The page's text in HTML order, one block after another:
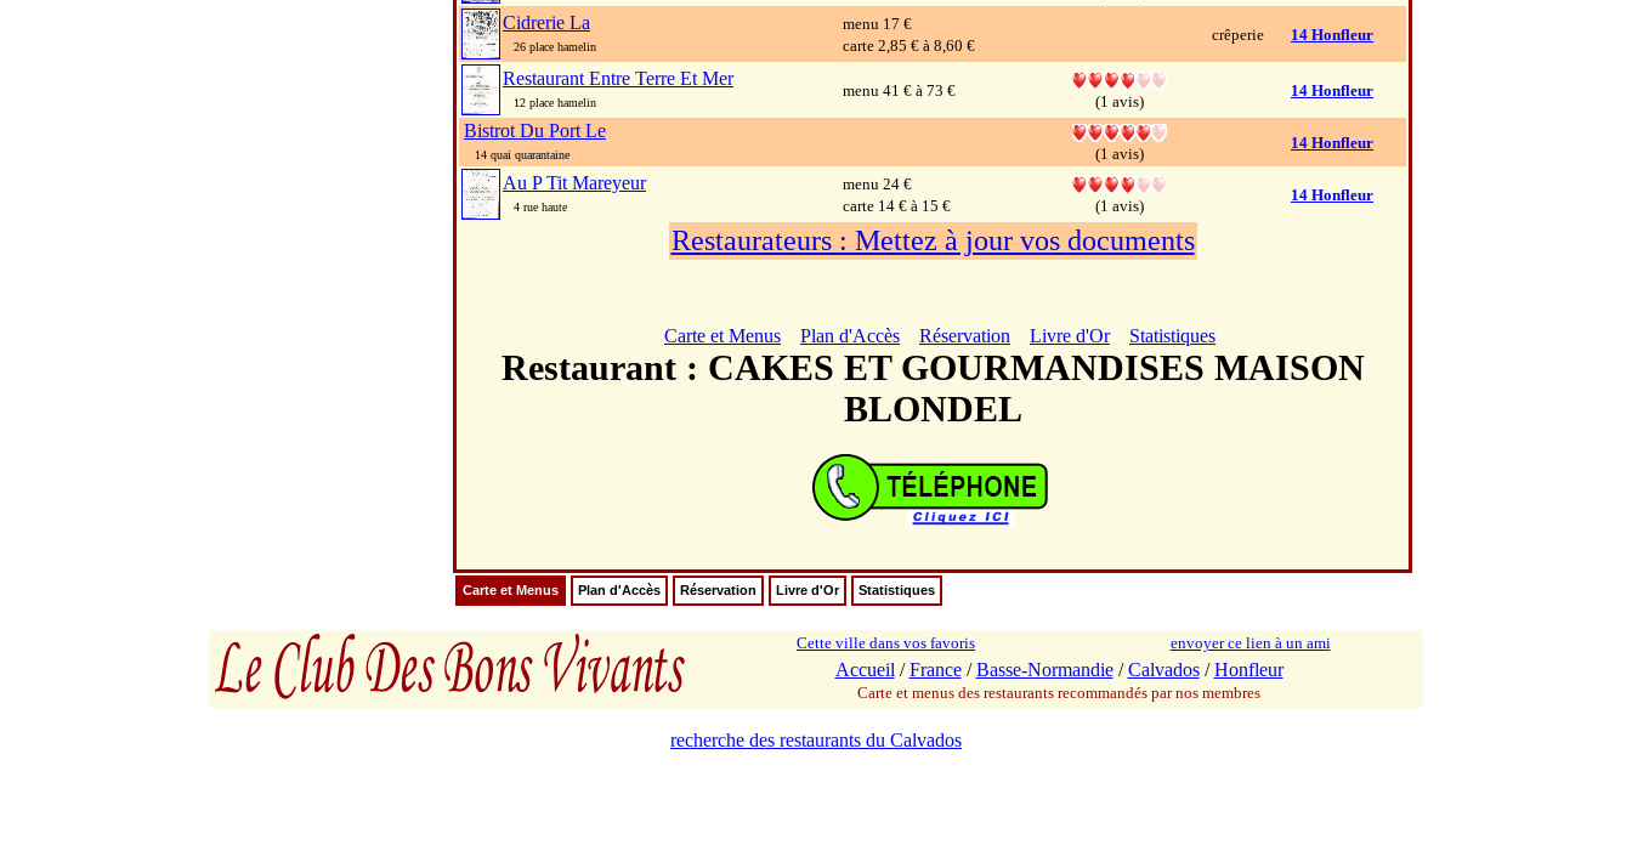
Cidrerie La
26 place hamelin
menu 17 €
carte 2,85 € à 8,60 €
crêperie 14 Honfleur
Restaurant Entre Terre Et Mer
12 place hamelin
menu 41 € à 73 €
(1 avis)
14 Honfleur
Bistrot Du Port Le
14 quai quarantaine (1 avis)
14 Honfleur
Au P Tit Mareyeur
4 rue haute
menu 24 €
carte 14 € à 15 €
(1 avis)
14 Honfleur
Restaurateurs : Mettez à jour vos documents
Carte et Menus Plan d'Accès Réservation Livre d'Or Statistiques
Restaurant : CAKES ET GOURMANDISES MAISON
BLONDEL
Carte et Menus Plan d'Accès Réservation Livre d'Or Statistiques
Cette ville dans vos favoris envoyer ce lien à un ami
Accueil /France/Basse-Normandie/Calvados/Honfleur
Carte et menus des restaurants recommandés par nos membres
recherche des restaurants du Calvados